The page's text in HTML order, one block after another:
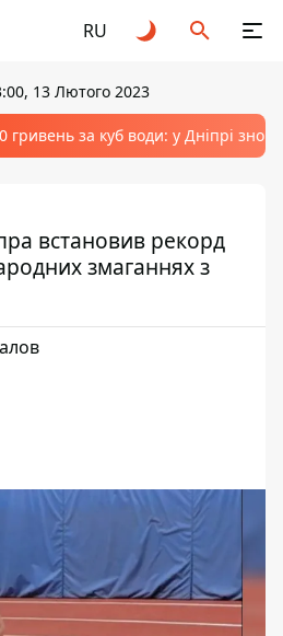
RU
13 Лютого 2023
гривень за куб води: у Дніпрі
встановив рекорд
змаганнях з